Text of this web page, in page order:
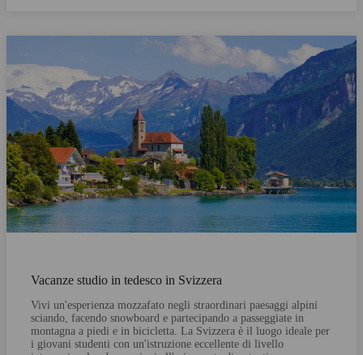
Vacanze studio in tedesco in Svizzera
Vivi un'esperienza mozzafato negli straordinari paesaggi alpini
sciando, facendo snowboard e partecipando a passeggiate in
montagna a piedi e in bicicletta. La Svizzera è il luogo ideale per
i giovani studenti con un'istruzione eccellente di livello